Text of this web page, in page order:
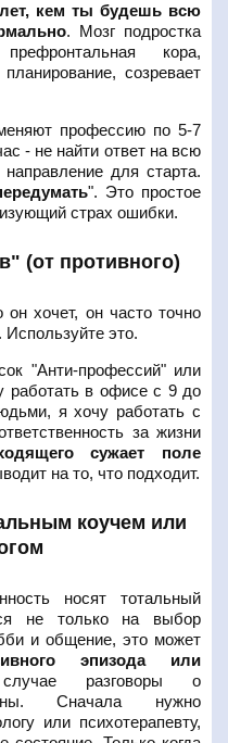
лет, кем ты будешь всю
. Мозг подростка
кора,
созревает
профессию по 5-7
- не найти ответ на всю
для старта.
". Это простое
страх ошибки.
(от противного)
он хочет, он часто точно
. Используйте это.
"Анти-профессий" или
работать в офисе с 9 до
я хочу работать с
за жизни
сужает поле
на то, что подходит.
коучем или
носят тотальный
не только на выбор
и общение, это может
эпизода или
разговоры о
Сначала нужно
или психотерапевту,